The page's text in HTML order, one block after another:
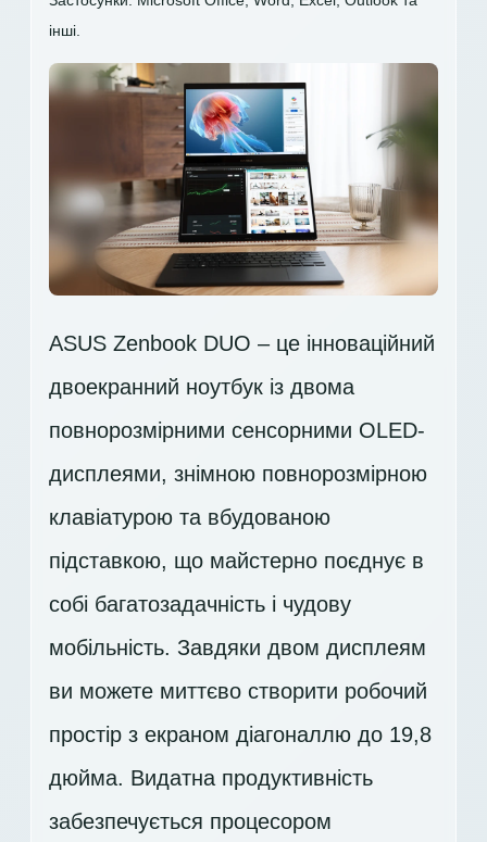
інші.
ASUS Zenbook DUO – це інноваційний
двоекранний ноутбук із двома
повнорозмірними сенсорними OLED-
дисплеями, знімною повнорозмірною
клавіатурою та вбудованою
підставкою, що майстерно поєднує в
собі багатозадачність і чудову
мобільність. Завдяки двом дисплеям
ви можете миттєво створити робочий
простір з екраном діагоналлю до 19,8
дюйма. Видатна продуктивність
забезпечується процесором